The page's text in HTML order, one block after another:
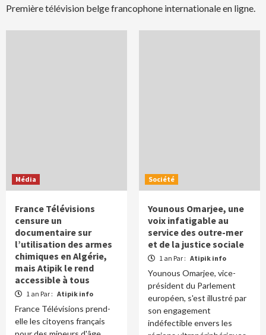
Première télévision belge francophone internationale en ligne.
Média
France Télévisions
censure un
documentaire sur
l’utilisation des armes
chimiques en Algérie,
mais Atipik le rend
accessible à tous
1 an Par : Atipik info
France Télévisions prend-
elle les citoyens français
Société
Younous Omarjee, une
voix infatigable au
service des outre-mer
et de la justice sociale
1 an Par : Atipik info
Younous Omarjee, vice-
président du Parlement
européen, s'est illustré par
son engagement
indéfectible envers les